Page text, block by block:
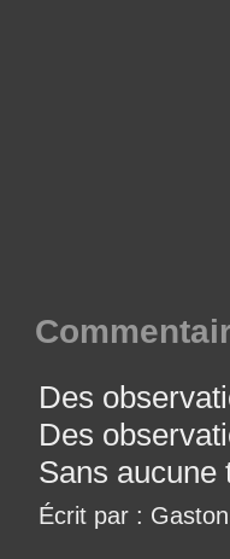
Des
Des
Sans aucune
Écrit par :